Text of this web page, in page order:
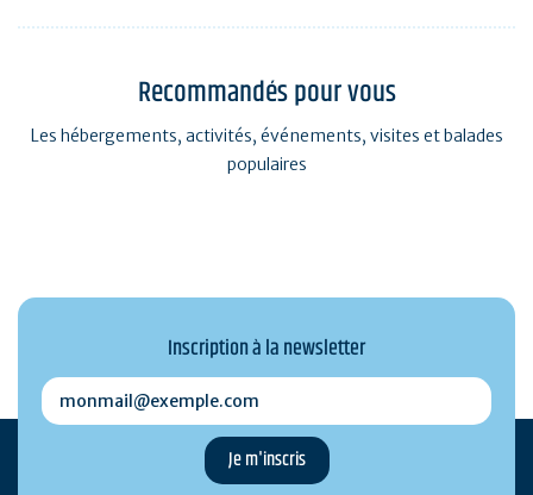
Recommandés pour vous
Les hébergements, activités, événements, visites et balades
populaires
Inscription à la newsletter
monmail@exemple.com